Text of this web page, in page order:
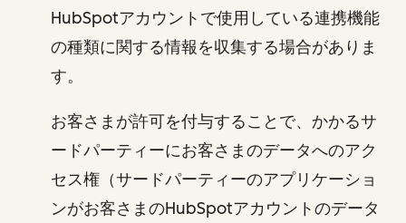
HubSpotアカウントで使用している連携機能
の種類に関する情報を収集する場合がありま
す。
お客さまが許可を付与することで、かかるサ
ードパーティーにお客さまのデータへのアク
セス権（サードパーティーのアプリケーショ
ンがお客さまのHubSpotアカウントのデータ